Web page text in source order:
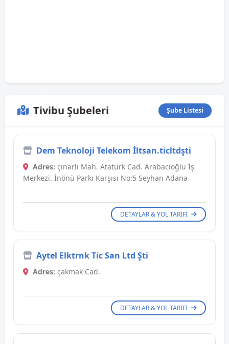
Tivibu Şubeleri Şube Listesi
Dem Teknoloji Telekom İltsan.ticltdşti
Adres: çınarlı Mah. Atatürk Cad. Arabacıoğlu İş
Merkezi. İnönü Parkı Karşısı No:5 Seyhan Adana
DETAYLAR & YOL TARIFI
Aytel Elktrnk Tic San Ltd Şti
Adres: çakmak Cad.
DETAYLAR & YOL TARIFI